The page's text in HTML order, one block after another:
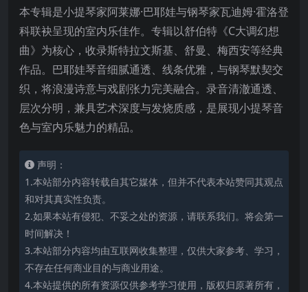
本专辑是小提琴家阿莱娜·巴耶娃与钢琴家瓦迪姆·霍洛登
科联袂呈现的室内乐佳作。专辑以舒伯特《C大调幻想
曲》为核心，收录斯特拉文斯基、舒曼、梅西安等经典
作品。巴耶娃琴音细腻通透、线条优雅，与钢琴默契交
织，将浪漫诗意与戏剧张力完美融合。录音清澈通透、
层次分明，兼具艺术深度与发烧质感，是展现小提琴音
色与室内乐魅力的精品。
声明：
1.本站部分内容转载自其它媒体，但并不代表本站赞同其观点
和对其真实性负责。
2.如果本站有侵犯、不妥之处的资源，请联系我们。将会第一
时间解决！
3.本站部分内容均由互联网收集整理，仅供大家参考、学习，
不存在任何商业目的与商业用途。
4.本站提供的所有资源仅供参考学习使用，版权归原著所有，